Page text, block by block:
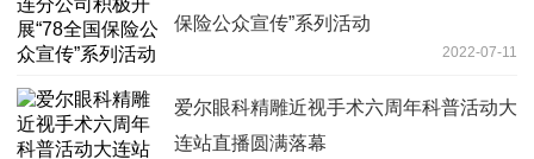
保险公众宣传”系列活动
2022-07-11
爱尔眼科精雕近视手术六周年科普活动大
连站直播圆满落幕